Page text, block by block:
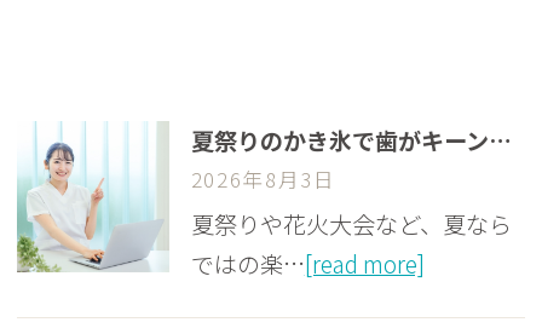
夏祭りのかき氷で歯がキーン！それ、知覚過敏かもしれません
2026年8月3日
夏祭りや花火大会など、夏なら
ではの楽…[read more]